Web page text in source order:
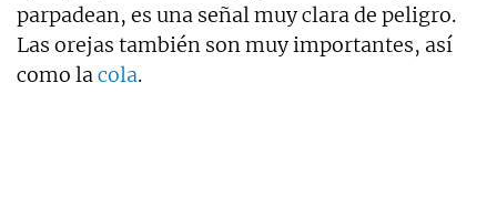
parpadean, es una señal muy clara de peligro.
Las orejas también son muy importantes, así
como lacola.